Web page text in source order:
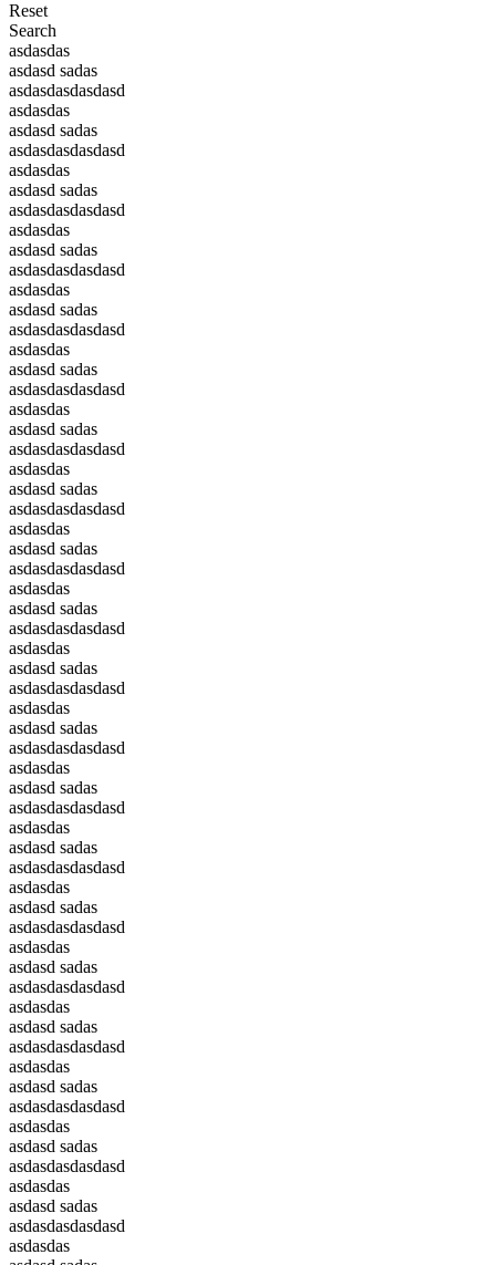
Reset
Search
asdasdas
asdasd sadas
asdasdasdasdasd
asdasdas
asdasd sadas
asdasdasdasdasd
asdasdas
asdasd sadas
asdasdasdasdasd
asdasdas
asdasd sadas
asdasdasdasdasd
asdasdas
asdasd sadas
asdasdasdasdasd
asdasdas
asdasd sadas
asdasdasdasdasd
asdasdas
asdasd sadas
asdasdasdasdasd
asdasdas
asdasd sadas
asdasdasdasdasd
asdasdas
asdasd sadas
asdasdasdasdasd
asdasdas
asdasd sadas
asdasdasdasdasd
asdasdas
asdasd sadas
asdasdasdasdasd
asdasdas
asdasd sadas
asdasdasdasdasd
asdasdas
asdasd sadas
asdasdasdasdasd
asdasdas
asdasd sadas
asdasdasdasdasd
asdasdas
asdasd sadas
asdasdasdasdasd
asdasdas
asdasd sadas
asdasdasdasdasd
asdasdas
asdasd sadas
asdasdasdasdasd
asdasdas
asdasd sadas
asdasdasdasdasd
asdasdas
asdasd sadas
asdasdasdasdasd
asdasdas
asdasd sadas
asdasdasdasdasd
asdasdas